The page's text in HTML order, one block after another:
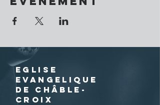
EGLISE
EVANGELIQUE
DE CHÂBLE-
CROIX